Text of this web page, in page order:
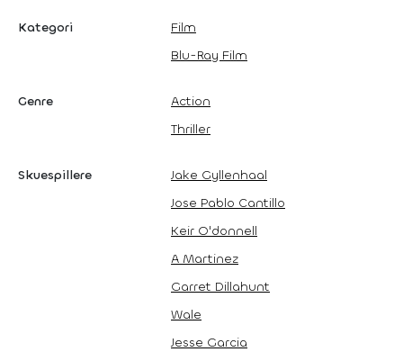
Kategori
Film
Blu-Ray Film
Genre
Action
Thriller
Skuespillere
Jake Gyllenhaal
Jose Pablo Cantillo
Keir O'donnell
A Martinez
Garret Dillahunt
Wale
Jesse Garcia